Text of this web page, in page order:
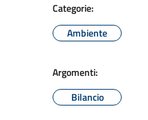
Categorie:
Ambiente
Argomenti:
Bilancio